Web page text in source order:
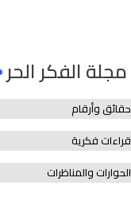
مجلة الفكر الحر
حقائق وأرقام
قراءات فكرية
الحوارات والمناظرات